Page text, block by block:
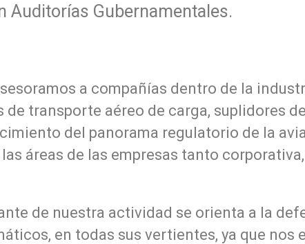
Auditorías Gubernamentales.
a compañías dentro de la
de transporte aéreo de carga, suplidores
del panorama regulatorio de la
áreas de las empresas tanto
de nuestra actividad se orienta a la
en todas sus vertientes, ya que